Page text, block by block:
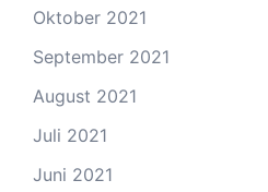
Oktober 2021
September 2021
August 2021
Juli 2021
Juni 2021